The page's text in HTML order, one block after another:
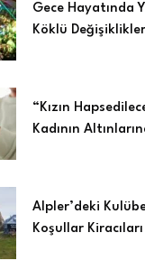
Gece Hayatında
Köklü
“Kızın
Kadının
Alpler’deki
Koşullar Kiracıları